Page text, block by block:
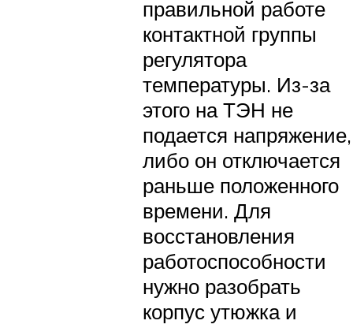
правильной работе
контактной группы
регулятора
температуры. Из-за
этого на ТЭН не
подается напряжение,
либо он отключается
раньше положенного
времени. Для
восстановления
работоспособности
нужно разобрать
корпус утюжка и